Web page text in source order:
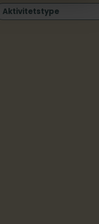
Aktivitetstype